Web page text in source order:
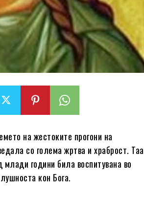
на жестоките прогони на
со голема жртва и храброст. Таа
години била воспитувана во
кон Бога.